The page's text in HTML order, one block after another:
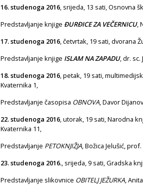
16. studenoga 2016, srijeda, 13 sati, Osnovna
Predstavljanje knjige ĐURĐICE ZA VEČERNICU,
17. studenoga 2016, četvrtak, 19 sati, dvorana
Predstavljanje knjige ISLAM NA ZAPADU, dr. sc.
18. studenoga 2016, petak, 19 sati,
Kvaternika 1,
Predstavljanje časopisa OBNOVA, Davor
22. studenoga 2016, utorak, 19 sati, Narodna
Kvaternika 11,
Predstavljanje PETOKNJIŽJA, Božica Jelušić, prof.
23. studenoga 2016., srijeda, 9 sati, Gradska
Predstavljanje slikovnice OBITELJ JEŽURKA,